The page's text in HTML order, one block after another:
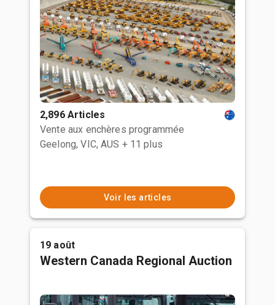
2,896 Articles
Vente aux enchères programmée
Geelong, VIC, AUS + 11 plus
Voir les articles
19 août
Western Canada Regional Auction